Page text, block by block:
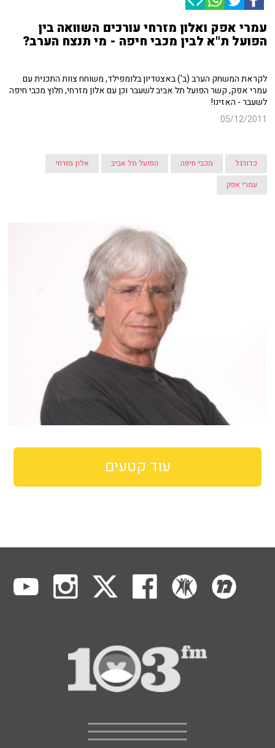
עמרי אפק ואלון מזרחי עורכים השוואה בין
הפועל ת"א לבין מכבי חיפה - מי תנצח הערב?
לקראת המשחק הערב (ב') באצטדיון בלומפילד, משוחח צוות התכנית עם
עמרי אפק, קשר הפועל תל אביב לשעבר וכן עם אלון מזרחי, חלוץ מכבי חיפה
לשעבר - האזינו!
05/12/2011
כדורגל מכבי חיפה הפועל תל אביב
אלון מזרחי
עמרי אפק
עוד קטעים